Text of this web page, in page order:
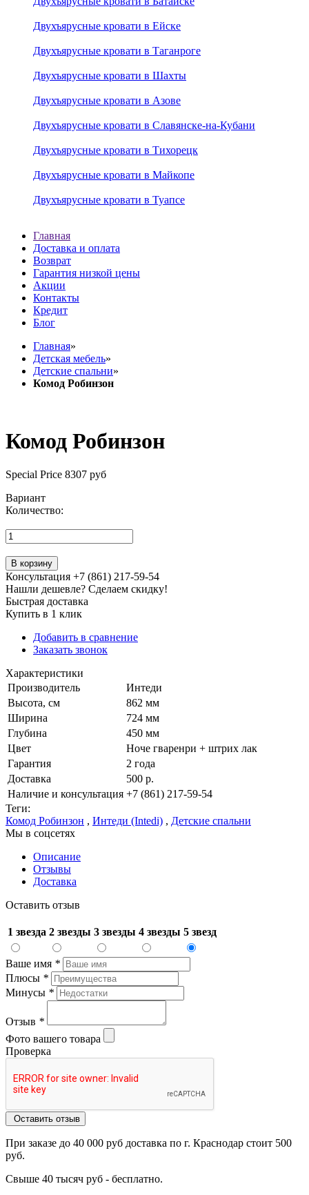
Двухъярусные кровати в Ейске
Двухъярусные кровати в Таганроге
Двухъярусные кровати в Шахты
Двухъярусные кровати в Азове
Двухъярусные кровати в Славянске-на-Кубани
Двухъярусные кровати в Тихорецк
Двухъярусные кровати в Майкопе
Двухъярусные кровати в Туапсе
Главная
Доставка и оплата
Возврат
Гарантия низкой цены
Акции
Контакты
Кредит
Блог
Главная»
Детская мебель»
Детские спальни»
Комод Робинзон
Комод Робинзон
Special Price 8307 руб
Вариант
Количество:
В корзину
Консультация +7 (861) 217-59-54
Нашли дешевле? Сделаем скидку!
Быстрая доставка
Купить в 1 клик
Добавить в сравнение
Заказать звонок
Характеристики
Производитель
Интеди
Высота, см
862 мм
Ширина
724 мм
Глубина
450 мм
Цвет
Ноче гваренри + штрих лак
Гарантия
2 года
Доставка
500 р.
Наличие и консультация +7 (861) 217-59-54
Теги:
Комод Робинзон , Интеди (Intedi) , Детские спальни
Мы в соцсетях
Описание
Отзывы
Доставка
Оставить отзыв
1 звезда 2 звезды 3 звезды 4 звезды 5 звезд
Ваше имя *
Плюсы *
Минусы *
Отзыв *
Фото вашего товара
Проверка
Оставить отзыв
При заказе до 40 000 руб доставка по г. Краснодар стоит 500
руб.
Свыше 40 тысяч руб - бесплатно.